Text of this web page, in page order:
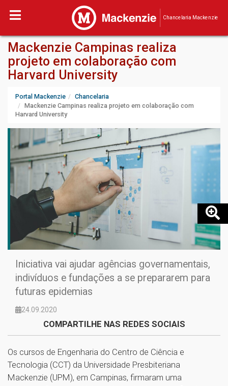
Chancelaria Mackenzie
Mackenzie Campinas realiza
projeto em colaboração com
Harvard University
Portal Mackenzie
Chancelaria
Mackenzie Campinas realiza projeto em colaboração com
Harvard University
Iniciativa vai ajudar agências governamentais,
indivíduos e fundações a se prepararem para
futuras epidemias
24.09.2020
COMPARTILHE NAS REDES SOCIAIS
Os cursos de Engenharia do Centro de Ciência e
Tecnologia (CCT) da Universidade Presbiteriana
Mackenzie (UPM), em Campinas, firmaram uma